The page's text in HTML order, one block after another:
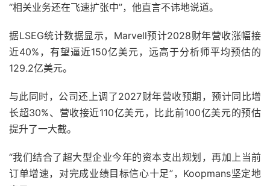
“相关业务还在飞速扩张中”，他直言不讳地说道。
据LSEG统计数据显示，Marvell预计2028财年营收涨幅接
近40%，有望逼近150亿美元，远高于分析师平均预估的
129.2亿美元。
与此同时，公司还上调了2027财年营收预期，预计同比增
长超30%、营收接近110亿美元，比此前100亿美元的预估
提升了一大截。
“我们结合了超大型企业今年的资本支出规划，再加上当前
订单增速，对完成业绩目标信心十足”，Koopmans坚定地